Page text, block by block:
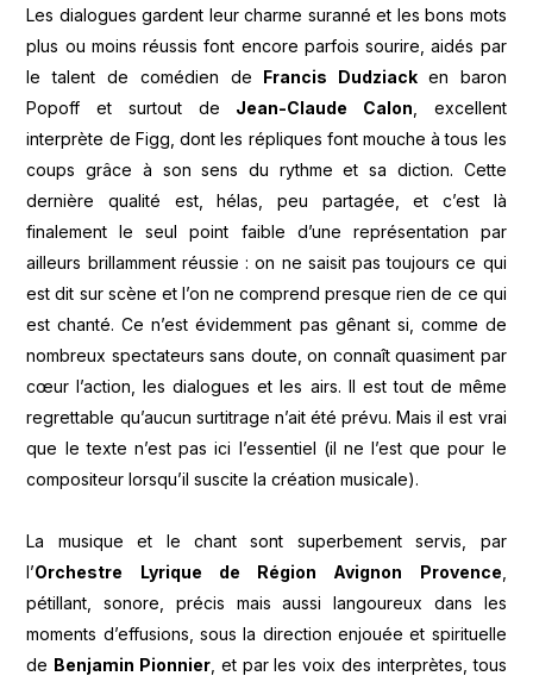
Les dialogues gardent leur charme suranné et les bons mots
plus ou moins réussis font encore parfois sourire, aidés par
le talent de comédien de Francis Dudziack en baron
Popoff et surtout de Jean-Claude Calon , excellent
interprète de Figg, dont les répliques font mouche à tous les
coups grâce à son sens du rythme et sa diction. Cette
dernière qualité est, hélas, peu partagée, et c’est là
finalement le seul point faible d’une représentation par
ailleurs brillamment réussie : on ne saisit pas toujours ce qui
est dit sur scène et l’on ne comprend presque rien de ce qui
est chanté. Ce n’est évidemment pas gênant si, comme de
nombreux spectateurs sans doute, on connaît quasiment par
cœur l’action, les dialogues et les airs. Il est tout de même
regrettable qu’aucun surtitrage n’ait été prévu. Mais il est vrai
que le texte n’est pas ici l’essentiel (il ne l’est que pour le
compositeur lorsqu’il suscite la création musicale).
La musique et le chant sont superbement servis, par
l’Orchestre Lyrique de Région Avignon Provence
pétillant, sonore, précis mais aussi langoureux dans les
moments d’effusions, sous la direction enjouée et spirituelle
de Benjamin Pionnier , et par les voix des interprètes, tous